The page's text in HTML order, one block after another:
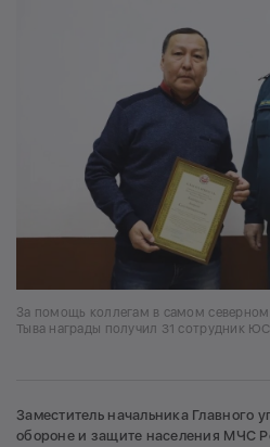
За помощь коллегам в самом
Тыва награды получил 31 сотрудник
Заместитель начальника Главного
обороне и защите населения МЧС